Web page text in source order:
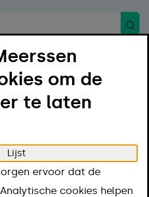
en verbouwen
of slopen
om de
te laten
Lijst
ervoor dat de
cookies helpen